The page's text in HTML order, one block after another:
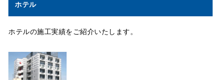
ホテル
ホテルの施工実績をご紹介いたします。